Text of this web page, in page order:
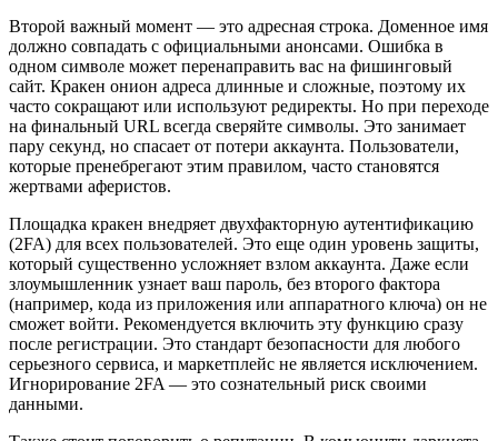
Второй важный момент — это адресная строка. Доменное имя
должно совпадать с официальными анонсами. Ошибка в
одном символе может перенаправить вас на фишинговый
сайт. Кракен онион адреса длинные и сложные, поэтому их
часто сокращают или используют редиректы. Но при переходе
на финальный URL всегда сверяйте символы. Это занимает
пару секунд, но спасает от потери аккаунта. Пользователи,
которые пренебрегают этим правилом, часто становятся
жертвами аферистов.
Площадка кракен внедряет двухфакторную аутентификацию
(2FA) для всех пользователей. Это еще один уровень защиты,
который существенно усложняет взлом аккаунта. Даже если
злоумышленник узнает ваш пароль, без второго фактора
(например, кода из приложения или аппаратного ключа) он не
сможет войти. Рекомендуется включить эту функцию сразу
после регистрации. Это стандарт безопасности для любого
серьезного сервиса, и маркетплейс не является исключением.
Игнорирование 2FA — это сознательный риск своими
данными.